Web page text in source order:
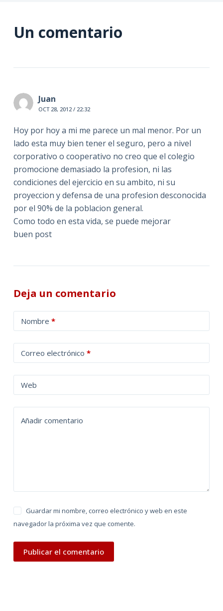
Un comentario
Juan
OCT 28, 2012 / 22:32
Hoy por hoy a mi me parece un mal menor. Por un
lado esta muy bien tener el seguro, pero a nivel
corporativo o cooperativo no creo que el colegio
promocione demasiado la profesion, ni las
condiciones del ejercicio en su ambito, ni su
proyeccion y defensa de una profesion desconocida
por el 90% de la poblacion general.
Como todo en esta vida, se puede mejorar
buen post
Deja un comentario
Nombre *
Correo electrónico *
Web
Añadir comentario
Guardar mi nombre, correo electrónico y web en este
navegador la próxima vez que comente.
Publicar el comentario
l
t
a
t